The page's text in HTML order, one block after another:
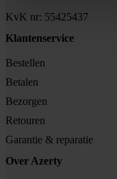
KvK nr: 55425437
Klantenservice
Bestellen
Betalen
Bezorgen
Retouren
Garantie & reparatie
Over Azerty